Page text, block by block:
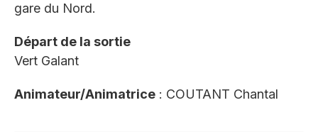
gare du Nord.
Départ de la sortie
Vert Galant
Animateur/Animatrice : COUTANT Chantal